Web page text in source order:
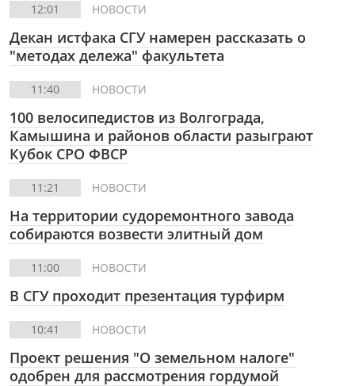
12:01 НОВОСТИ
Декан истфака СГУ намерен рассказать о
"методах дележа" факультета
11:40 НОВОСТИ
100 велосипедистов из Волгограда,
Камышина и районов области разыграют
Кубок СРО ФВСР
11:21 НОВОСТИ
На территории судоремонтного завода
собираются возвести элитный дом
11:00 НОВОСТИ
В СГУ проходит презентация турфирм
10:41 НОВОСТИ
Проект решения "О земельном налоге"
одобрен для рассмотрения гордумой